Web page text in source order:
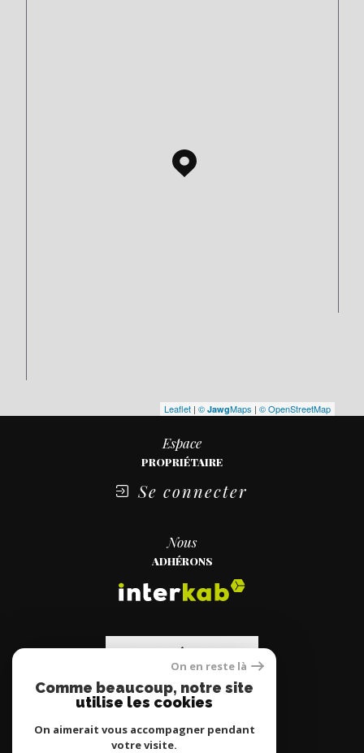
Leaflet | © JawgMaps | © OpenStreetMap
Espace
PROPRIÉTAIRE
Se connecter
Nous
ADHÉRONS
On en reste là
Comme beaucoup, notre site
utilise les cookies
On aimerait vous accompagner pendant
votre visite.